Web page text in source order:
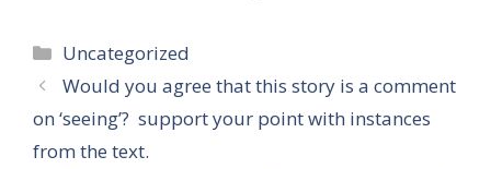
Categories
Uncategorized
Would you agree that this story is a comment
on ‘seeing’? support your point with instances
from the text.